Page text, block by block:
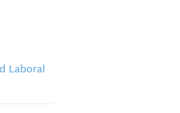
Laboral